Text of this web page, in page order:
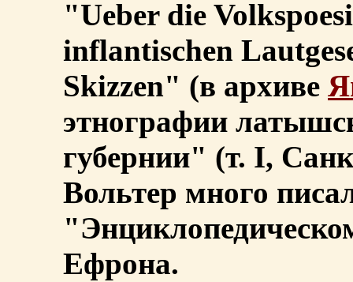
"Ueber die
inflantischen
Skizzen" (в архиве
этнографии
губернии" (т. I,
Вольтер много
Ефрона.